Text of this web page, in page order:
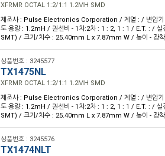
XFRMR OCTAL 1:2/1:1 1.2MH SMD
제조사 : Pulse Electronics Corporation / 계열 : / 변압기
도 용량 : 1.2mH / 권선비 - 1차:2차 : 1 : 2, 1 : 1 / E.T. : / 실
SMT) / 크기/치수 : 25.40mm L x 7.87mm W / 높이 - 장
상품번호 : 3245577
TX1475NL
XFRMR OCTAL 1:2/1:1 1.2MH SMD
제조사 : Pulse Electronics Corporation / 계열 : / 변압기
도 용량 : 1.2mH / 권선비 - 1차:2차 : 1 : 2, 1 : 1 / E.T. : / 실
SMT) / 크기/치수 : 25.40mm L x 7.87mm W / 높이 - 장
상품번호 : 3245576
TX1474NLT